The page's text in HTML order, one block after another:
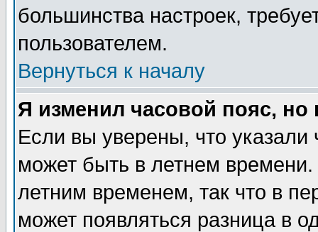
большинства настроек,
пользователем.
Вернуться к началу
Я изменил часовой пояс,
Если вы уверены, что указали
может быть в летнем
летним временем, так что в
может появляться разница в